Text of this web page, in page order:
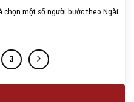
chọn một số người bước theo Ngài
3